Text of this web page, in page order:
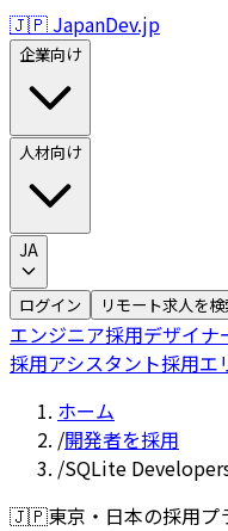
🇯🇵 JapanDev.jp
企業向け
人材向け
JA
ログイン リモート求人を
エンジニア採用デザイナ
採用アシスタント採用エ
ホーム
/開発者を採用
/SQLite
🇯🇵東京・日本の採用プ